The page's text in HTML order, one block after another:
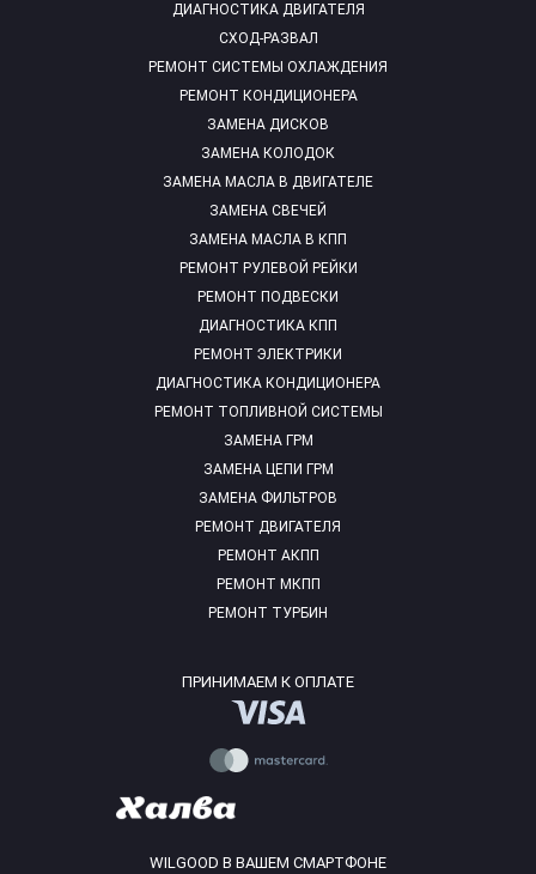
ДИАГНОСТИКА ДВИГАТЕЛЯ
СХОД-РАЗВАЛ
РЕМОНТ СИСТЕМЫ ОХЛАЖДЕНИЯ
РЕМОНТ КОНДИЦИОНЕРА
ЗАМЕНА ДИСКОВ
ЗАМЕНА КОЛОДОК
ЗАМЕНА МАСЛА В ДВИГАТЕЛЕ
ЗАМЕНА СВЕЧЕЙ
ЗАМЕНА МАСЛА В КПП
РЕМОНТ РУЛЕВОЙ РЕЙКИ
РЕМОНТ ПОДВЕСКИ
ДИАГНОСТИКА КПП
РЕМОНТ ЭЛЕКТРИКИ
ДИАГНОСТИКА КОНДИЦИОНЕРА
РЕМОНТ ТОПЛИВНОЙ СИСТЕМЫ
ЗАМЕНА ГРМ
ЗАМЕНА ЦЕПИ ГРМ
ЗАМЕНА ФИЛЬТРОВ
РЕМОНТ ДВИГАТЕЛЯ
РЕМОНТ АКПП
РЕМОНТ МКПП
РЕМОНТ ТУРБИН
ПРИНИМАЕМ К ОПЛАТЕ
WILGOOD В ВАШЕМ СМАРТФОНЕ